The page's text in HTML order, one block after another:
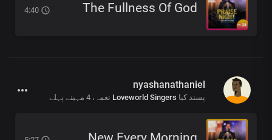
The Fullness Of God
nyashanathaniel
پسند کیا Loveworld Singers نغمہ، 4 مہینے پہلے